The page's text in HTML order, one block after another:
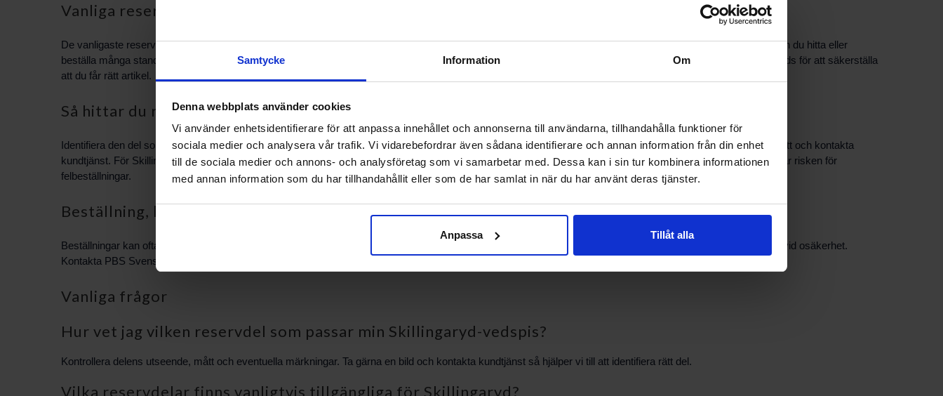
Samtycke Information Om
Denna webbplats använder cookies
Vi använder enhetsidentifierare för att anpassa innehållet och annonserna till användarna, tillhandahålla funktioner för
sociala medier och analysera vår trafik. Vi vidarebefordrar även sådana identifierare och annan information från din enhet
till de sociala medier och annons- och analysföretag som vi samarbetar med. Dessa kan i sin tur kombinera informationen
med annan information som du har tillhandahållit eller som de har samlat in när du har använt deras tjänster.
Anpassa Tillåt alla
Vanliga reservdelar för Skillingaryd
De vanligaste reservdelarna till Skillingaryd-vedspisar inkluderar roster, brännjärn och cisternjärn samt olika gjutjärnsdelar. Hos PBS Svensk Värmekälla AB kan du hitta eller
beställa många standardkomponenter som ofta behövs vid renovering och underhåll. När du letar efter delar är det bra att ha modellbeteckning eller mått till hands för att säkerställa
att du får rätt artikel.
Så hittar du rätt reservdel
Identifiera den del som behöver bytas genom att kontrollera delens form, fästen och eventuella märkningar. Om du är osäker, ta gärna en bild eller anteckna mått och kontakta
kundtjänst. För Skillingaryd-vedspisar rekommenderar vi att du beskriver vilken del det gäller och bifogar tydliga bilder — det underlättar identifiering och minskar risken för
felbeställningar.
Beställning, leverans och kundservice
Beställningar kan oftast hanteras via vår webbplats eller genom att kontakta vår kundtjänst. Vi hjälper till att kontrollera lagertillgång och ger rekommendationer vid osäkerhet.
Kontakta PBS Svensk Värmekälla AB för rådgivning och hjälp att välja rätt lösning.
Vanliga frågor
Hur vet jag vilken reservdel som passar min Skillingaryd-vedspis?
Kontrollera delens utseende, mått och eventuella märkningar. Ta gärna en bild och kontakta kundtjänst så hjälper vi till att identifiera rätt del.
Vilka reservdelar finns vanligtvis tillgängliga för Skillingaryd?